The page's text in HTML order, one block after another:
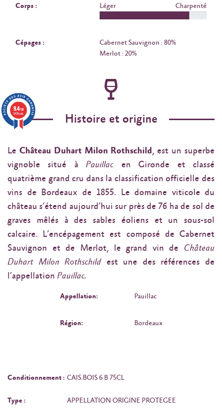
Corps : Léger Charpenté
Cépages :
Cabernet Sauvignon : 80%
Merlot : 20%
Histoire et origine
Le Château Duhart Milon Rothschild, est un superbe
vignoble situé àPauillac en Gironde et classé
quatrième grand cru dans la classification officielle des
vins de Bordeaux de 1855. Le domaine viticole du
château s’étend aujourd’hui sur près de 76 ha de sol de
graves mêlés à des sables éoliens et un sous-sol
calcaire. L’encépagement est composé de Cabernet
Sauvignon et de Merlot, le grand vin de Château
Duhart Milon Rothschildest une des références de
l’appellation Pauillac.
Appellation: Pauillac
Région: Bordeaux
Conditionnement : CAIS.BOIS 6 B 75CL
Type : APPELLATION ORIGINE PROTEGEE
9.4/10
3638 avis